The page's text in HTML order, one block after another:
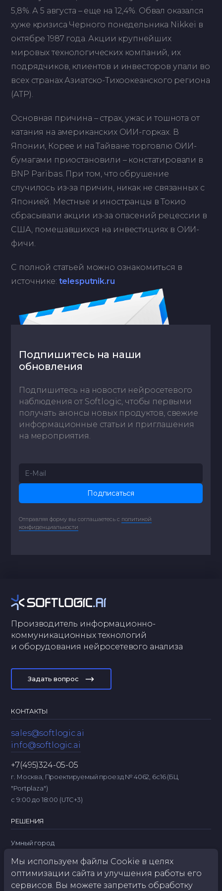
5,8%. А 5 августа – еще на 12,4%. Обвал оказался
хуже кризиса Черного понедельника Nikkei в
октябре 1987 года. Акции крупнейших
мировых технологических компаний, их
подрядчиков, клиентов и инвесторов упали во
всех странах Азиатско-Тихоокеанского региона
(АТР).
Основная причина – страх, ужас и тошнота от
катания на американских ОИИ-горках. В
Японии, Корее и на Тайване торговлю ОИИ-
бумагами приостановили – констатировали в
BNP Paribas. При том, что обрушение
случилось из-за причин, никак не связанных с
Японией. Местные и иностранцы в Токио
сбрасывали акции из-за опасений рецессии в
США, помешавшихся на инвестициях в ОИИ-
фичи.
С полной статьей можно ознакомиться в
источнике: telesputnik.ru
Подпишитесь на наши
обновления
Подпишитесь на новости нейросетевого
наблюдения от Softlogic, чтобы первыми
получать анонсы новых продуктов, свежие
информационные статьи и приглашения
на мероприятия.
Подписаться
Отправляя форму вы соглашаетесь с политикой
конфиденциальности
Производитель информационно-
коммуникационных технологий
и оборудования нейросетевого анализа
Задать вопрос
КОНТАКТЫ
sales@softlogic.ai
info@softlogic.ai
+7(495)324-05-05
г. Москва, Проектируемый проезд № 4062, 6с16 (БЦ
"Portplaza")
с 9:00 до 18:00 (UTC+3)
РЕШЕНИЯ
Умный город
Бизнес
Промышленность
Контроль обращения с ТКО
Мы используем файлы Cookie в целях
оптимизации сайта и улучшения работы его
сервисов. Вы можете запретить обработку